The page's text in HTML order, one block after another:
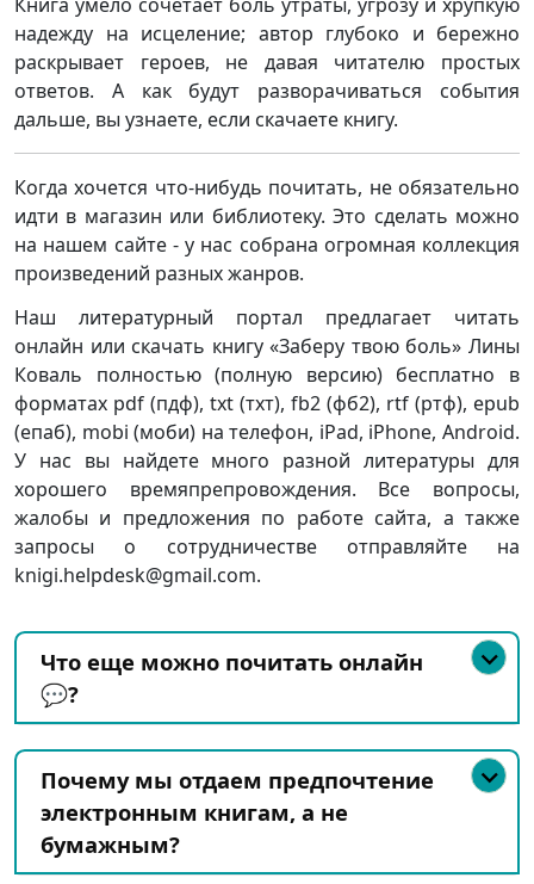
надежду на исцеление; автор глубоко и бережно
раскрывает героев, не давая читателю простых
ответов. А как будут разворачиваться события
дальше, вы узнаете, если скачаете книгу.
Когда хочется что-нибудь почитать, не обязательно
идти в магазин или библиотеку. Это сделать можно
на нашем сайте - у нас собрана огромная коллекция
произведений разных жанров.
Наш литературный портал предлагает читать
онлайн или скачать книгу «Заберу твою боль» Лины
Коваль полностью (полную версию) бесплатно в
форматах pdf (пдф), txt (тхт), fb2 (фб2), rtf (ртф), epub
(епаб), mobi (моби) на телефон, iPad, iPhone, Android.
У нас вы найдете много разной литературы для
хорошего времяпрепровождения. Все вопросы,
жалобы и предложения по работе сайта, а также
запросы о сотрудничестве отправляйте на
knigi.helpdesk@gmail.com.
Что еще можно почитать онлайн
💬?
Почему мы отдаем предпочтение
электронным книгам, а не
бумажным?